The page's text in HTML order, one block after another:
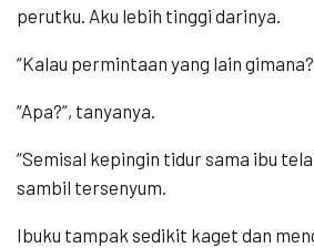
perutku. Aku lebih tinggi darinya.
“Kalau permintaan yang lain
“Apa?”, tanyanya.
“Semisal kepingin tidur sama ibu
sambil tersenyum.
Ibuku tampak sedikit kaget dan